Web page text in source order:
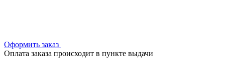
Оформить заказ
Оплата заказа происходит в пункте выдачи